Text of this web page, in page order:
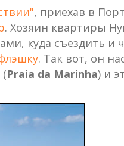
, приехав в
. Хозяин квартиры
куда съездить
. Так вот, он
(Praia da Marinha) и